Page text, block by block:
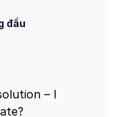
đầu
– I